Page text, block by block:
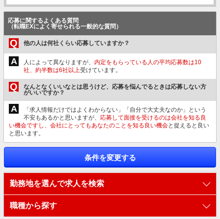
応募に関するよくある質問
（転職EXによく寄せられる一般的な質問）
Q 他の人は何社くらい応募していますか？
A 人によって異なりますが、 内定をもらっている人の平均応募数は10
社、約半数は6社以上受けています。
Q
なんとなくいいなとは思うけど、応募を悩んでるときは応募しない方
がいいですか？
A
「求人情報だけではよくわからない」「自分で大丈夫なのか」という
不安もあるかと思いますが、 応募して面接を受けるのは会社を知る良
い機会ですし、会社にとってもあなたのことを知る良い機会と捉えると良い
と思います。
条件を変更する
勤務地を選んで求人を検索
職種から探す